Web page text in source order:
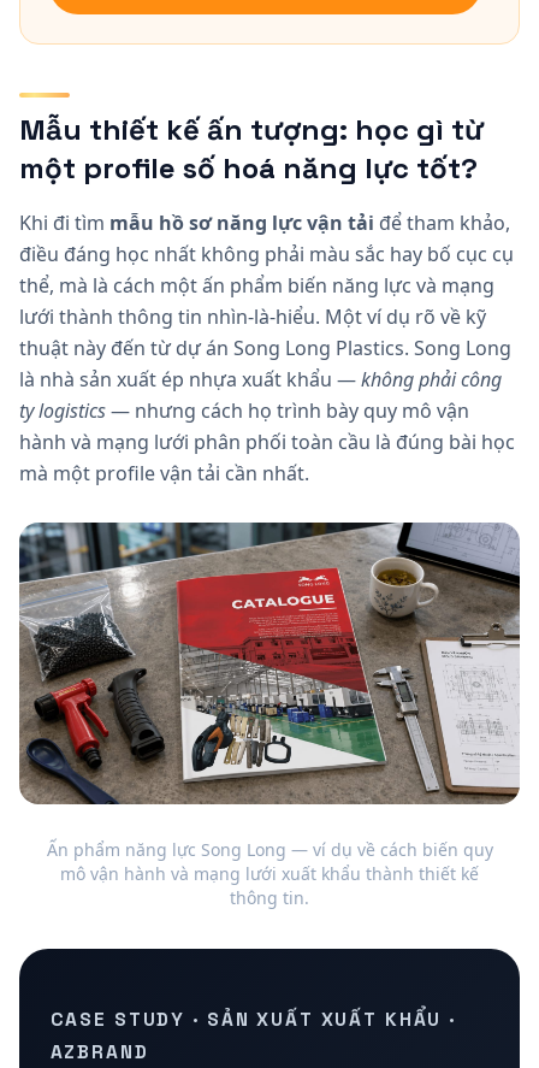
Mẫu thiết kế ấn tượng: học gì từ
một profile số hoá năng lực tốt?
Khi đi tìm mẫu hồ sơ năng lực vận tải để tham khảo,
điều đáng học nhất không phải màu sắc hay bố cục cụ
thể, mà là cách một ấn phẩm biến năng lực và mạng
lưới thành thông tin nhìn-là-hiểu. Một ví dụ rõ về kỹ
thuật này đến từ dự án Song Long Plastics. Song Long
là nhà sản xuất ép nhựa xuất khẩu —không phải công
ty logistics— nhưng cách họ trình bày quy mô vận
hành và mạng lưới phân phối toàn cầu là đúng bài học
mà một profile vận tải cần nhất.
Ấn phẩm năng lực Song Long — ví dụ về cách biến quy
mô vận hành và mạng lưới xuất khẩu thành thiết kế
thông tin.
CASE STUDY · SẢN XUẤT XUẤT KHẨU ·
AZBRAND